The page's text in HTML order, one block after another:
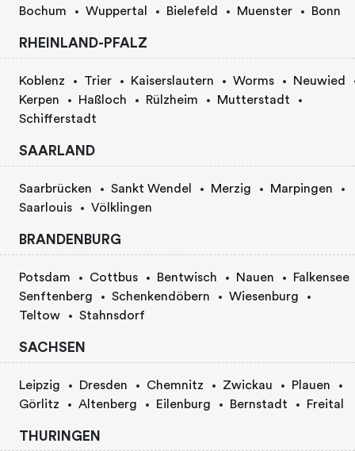
Bochum
Wuppertal Bielefeld Muenster Bonn
RHEINLAND-PFALZ
Koblenz Trier Kaiserslautern Worms
Neuwied
Kerpen
Haßloch Rülzheim
Mutterstadt
Schifferstadt
SAARLAND
Saarbrücken Sankt Wendel Merzig
Marpingen
Saarlouis
Völklingen
BRANDENBURG
Potsdam Cottbus Bentwisch Nauen
Falkensee
Senftenberg
Schenkendöbern
Wiesenburg
Teltow
Stahnsdorf
SACHSEN
Leipzig Dresden Chemnitz Zwickau
Plauen
Görlitz
Altenberg Eilenburg Bernstadt Freital
THURINGEN